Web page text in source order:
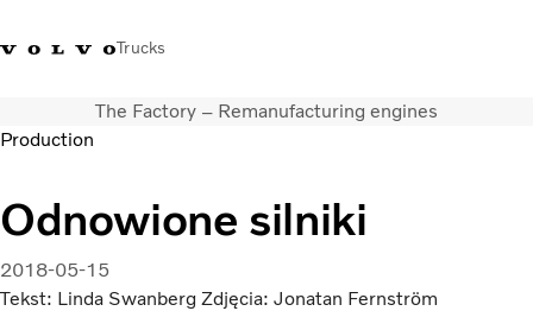
Trucks
+48 22 383 45 00 Sklep Volvo TrucksZaloguj sięPolska
Rozwiązania transportowe
Samochody ciężarowe
Usługi
Wyszukiwarka dealerów
The Factory – Remanufacturing engines
Production
Odnowione silniki
2018-05-15
Tekst: Linda Swanberg Zdjęcia: Jonatan Fernström